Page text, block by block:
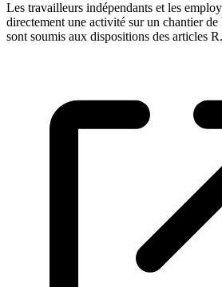
Les travailleurs indépendants et les
directement une activité sur un chantier
sont soumis aux dispositions des articles